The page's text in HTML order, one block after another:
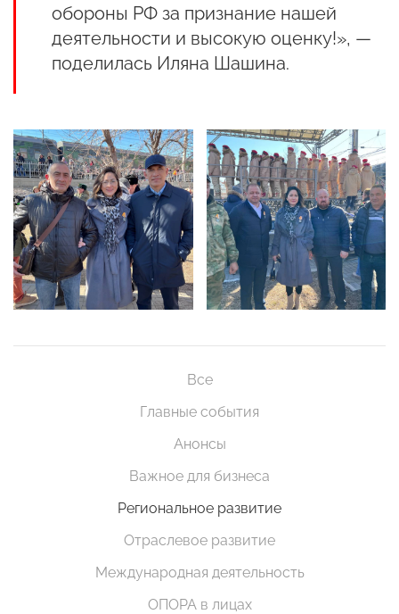
обороны РФ за признание нашей
деятельности и высокую оценку!», —
поделилась Иляна Шашина.
Все
Главные события
Анонсы
Важное для бизнеса
Региональное развитие
Отраслевое развитие
Международная деятельность
ОПОРА в лицах